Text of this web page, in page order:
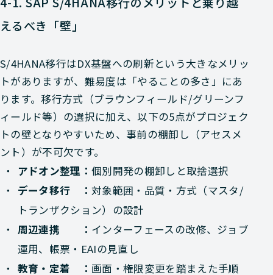
えるべき「壁」
S/4HANA移行はDX基盤への刷新という大きなメリッ
トがありますが、難易度は「やることの多さ」にあ
ります。移行方式（ブラウンフィールド/グリーンフ
ィールド等）の選択に加え、以下の5点がプロジェク
トの壁となりやすいため、事前の棚卸し（アセスメ
ント）が不可欠です。
アドオン整理： 個別開発の棚卸しと取捨選択
データ移行 ： 対象範囲・品質・方式（マスタ/
トランザクション）の設計
周辺連携 ： インターフェースの改修、ジョブ
運用、帳票・EAIの見直し
教育・定着 ： 画面・権限変更を踏まえた手順